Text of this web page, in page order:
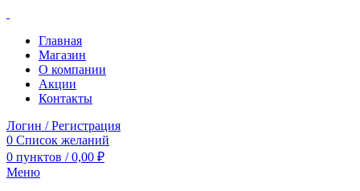
Главная
Магазин
О компании
Акции
Контакты
Логин / Регистрация
0 Список желаний
0 пунктов / 0,00 ₽
Меню